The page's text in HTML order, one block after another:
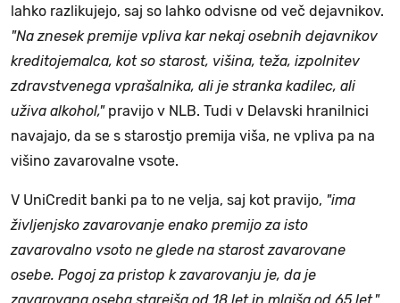
lahko razlikujejo, saj so lahko odvisne od več dejavnikov.
"Na znesek premije vpliva kar nekaj osebnih dejavnikov
kreditojemalca, kot so starost, višina, teža, izpolnitev
zdravstvenega vprašalnika, ali je stranka kadilec, ali
uživa alkohol,"pravijo v NLB. Tudi v Delavski hranilnici
navajajo, da se s starostjo premija viša, ne vpliva pa na
višino zavarovalne vsote.
V UniCredit banki pa to ne velja, saj kot pravijo, "ima
življenjsko zavarovanje enako premijo za isto
zavarovalno vsoto ne glede na starost zavarovane
osebe. Pogoj za pristop k zavarovanju je, da je